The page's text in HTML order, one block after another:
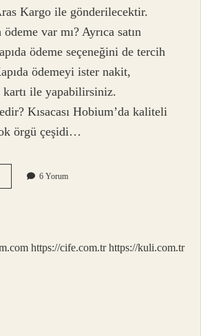
Kargo ile gönderilecektir.
var mı? Ayrıca satın
ödeme seçeneğini de tercih
ödemeyi ister nakit,
ile yapabilirsiniz.
Kısacası Hobium’da kaliteli
örgü çeşidi…
6 Yorum
https://cife.com.tr https://kuli.com.tr